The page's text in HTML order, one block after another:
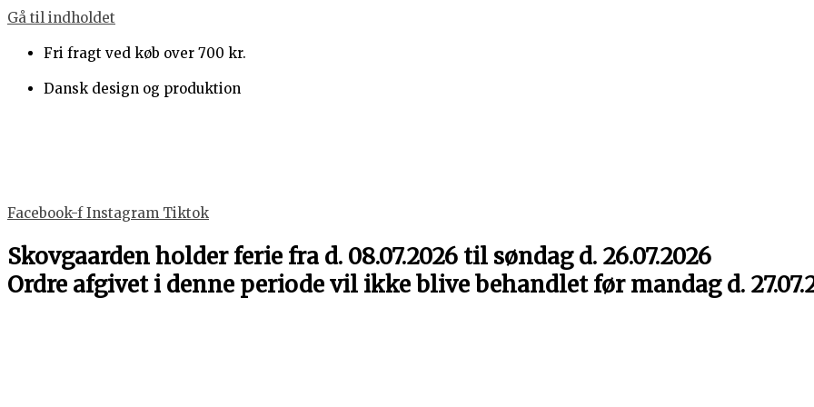
Gå til indholdet
Fri fragt ved køb over 700 kr.
Dansk design og produktion
Facebook-f Instagram Tiktok
Skovgaarden holder ferie fra d. 08.07.2026 til søndag d. 26.07.2026
Ordre afgivet i denne periode vil ikke blive behandlet før mandag d.